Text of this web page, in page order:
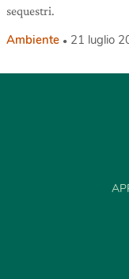
sequestri.
Ambiente 21 luglio